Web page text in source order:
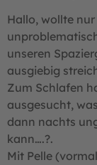
Hallo, wollte
unseren
ausgiebig
Zum Schlafen
ausgesucht,
dann nachts
kann….?.
Mit Pelle